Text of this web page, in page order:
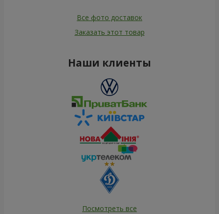
Все фото доставок
Заказать этот товар
Наши клиенты
Посмотреть все